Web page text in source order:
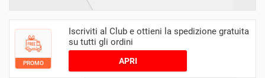
PROMO
Iscriviti al Club e ottieni la spedizione gratuita
su tutti gli ordini
APRI